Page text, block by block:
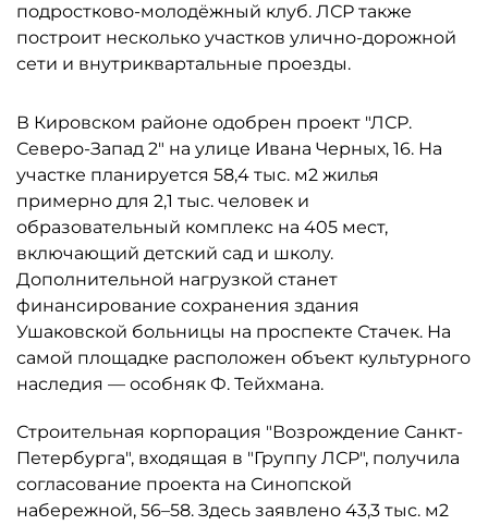
подростково-молодёжный клуб. ЛСР также
построит несколько участков улично-дорожной
сети и внутриквартальные проезды.
В Кировском районе одобрен проект "ЛСР.
Северо-Запад 2" на улице Ивана Черных, 16. На
участке планируется 58,4 тыс. м2 жилья
примерно для 2,1 тыс. человек и
образовательный комплекс на 405 мест,
включающий детский сад и школу.
Дополнительной нагрузкой станет
финансирование сохранения здания
Ушаковской больницы на проспекте Стачек. На
самой площадке расположен объект культурного
наследия — особняк Ф. Тейхмана.
Строительная корпорация "Возрождение Санкт-
Петербурга", входящая в "Группу ЛСР", получила
согласование проекта на Синопской
набережной, 56–58. Здесь заявлено 43,3 тыс. м2